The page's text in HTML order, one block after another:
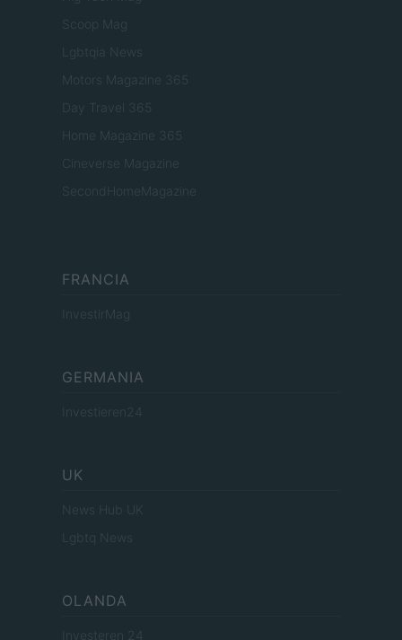
Scoop Mag
Lgbtqia News
Motors Magazine 365
Day Travel 365
Home Magazine 365
Cineverse Magazine
SecondHomeMagazine
FRANCIA
InvestirMag
GERMANIA
Investieren24
UK
News Hub UK
Lgbtq News
OLANDA
Investeren 24